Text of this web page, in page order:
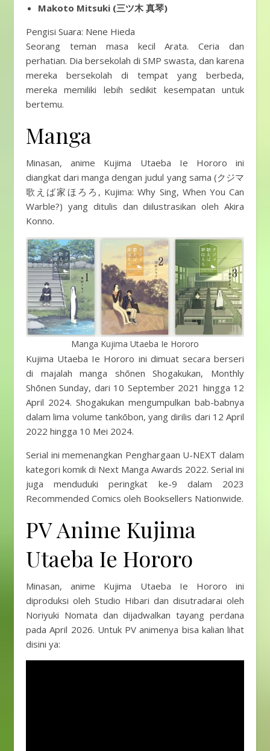
Makoto Mitsuki (三ツ木 真琴)
Pengisi Suara: Nene Hieda
Seorang teman masa kecil Arata. Ceria dan
perhatian. Dia bersekolah di SMP swasta, dan karena
mereka bersekolah di tempat yang berbeda,
mereka memiliki lebih sedikit kesempatan untuk
bertemu.
Manga
Minasan, anime Kujima Utaeba Ie Hororo ini
diangkat dari manga dengan judul yang sama (クジマ
歌えば家ほろろ, Kujima: Why Sing, When You Can
Warble?) yang ditulis dan diilustrasikan oleh Akira
Konno.
Manga Kujima Utaeba Ie Hororo
Kujima Utaeba Ie Hororo ini dimuat secara berseri
di majalah manga shōnen Shogakukan, Monthly
Shōnen Sunday, dari 10 September 2021 hingga 12
April 2024. Shogakukan mengumpulkan bab-babnya
dalam lima volume tankōbon, yang dirilis dari 12 April
2022 hingga 10 Mei 2024.
Serial ini memenangkan Penghargaan U-NEXT dalam
kategori komik di Next Manga Awards 2022. Serial ini
juga menduduki peringkat ke-9 dalam 2023
Recommended Comics oleh Booksellers Nationwide.
PV Anime Kujima
Utaeba Ie Hororo
Minasan, anime Kujima Utaeba Ie Hororo ini
diproduksi oleh Studio Hibari dan disutradarai oleh
Noriyuki Nomata dan dijadwalkan tayang perdana
pada April 2026. Untuk PV animenya bisa kalian lihat
disini ya: